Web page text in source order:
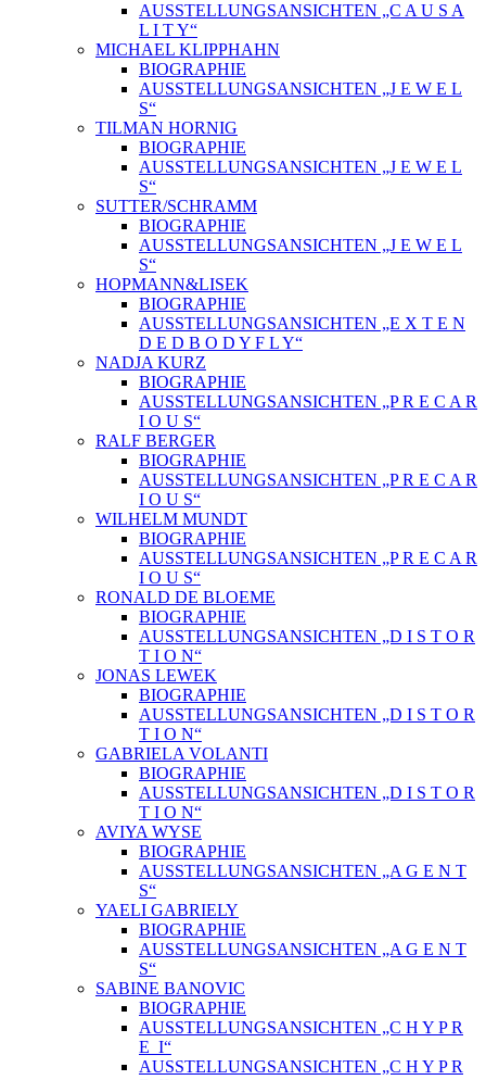
AUSSTELLUNGSANSICHTEN „C A U S A
L I T Y“
MICHAEL KLIPPHAHN
BIOGRAPHIE
AUSSTELLUNGSANSICHTEN „J E W E L
S“
TILMAN HORNIG
BIOGRAPHIE
AUSSTELLUNGSANSICHTEN „J E W E L
S“
SUTTER/SCHRAMM
BIOGRAPHIE
AUSSTELLUNGSANSICHTEN „J E W E L
S“
HOPMANN&LISEK
BIOGRAPHIE
AUSSTELLUNGSANSICHTEN „E X T E N
D E D B O D Y F L Y“
NADJA KURZ
BIOGRAPHIE
AUSSTELLUNGSANSICHTEN „P R E C A R
I O U S“
RALF BERGER
BIOGRAPHIE
AUSSTELLUNGSANSICHTEN „P R E C A R
I O U S“
WILHELM MUNDT
BIOGRAPHIE
AUSSTELLUNGSANSICHTEN „P R E C A R
I O U S“
RONALD DE BLOEME
BIOGRAPHIE
AUSSTELLUNGSANSICHTEN „D I S T O R
T I O N“
JONAS LEWEK
BIOGRAPHIE
AUSSTELLUNGSANSICHTEN „D I S T O R
T I O N“
GABRIELA VOLANTI
BIOGRAPHIE
AUSSTELLUNGSANSICHTEN „D I S T O R
T I O N“
AVIYA WYSE
BIOGRAPHIE
AUSSTELLUNGSANSICHTEN „A G E N T
S“
YAELI GABRIELY
BIOGRAPHIE
AUSSTELLUNGSANSICHTEN „A G E N T
S“
SABINE BANOVIC
BIOGRAPHIE
AUSSTELLUNGSANSICHTEN „C H Y P R
E_I“
AUSSTELLUNGSANSICHTEN „C H Y P R